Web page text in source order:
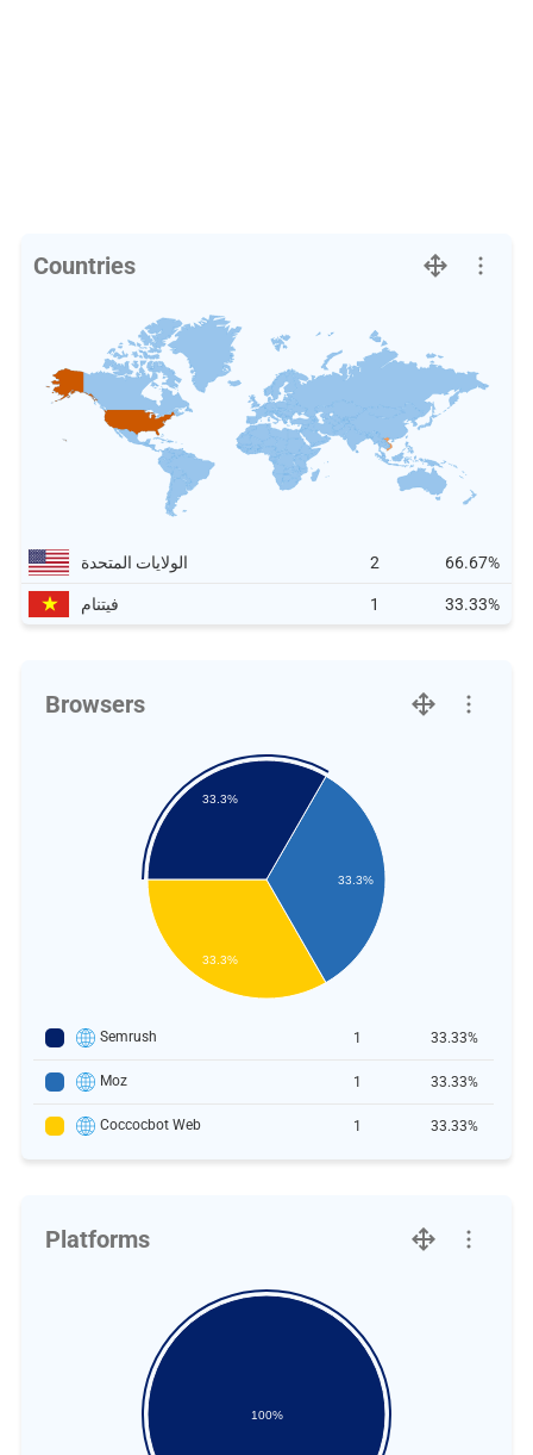
Countries
الولايات المتحدة 2 66.67%
فيتنام 1 33.33%
Browsers
33.3%
33.3%
33.3%
Semrush 1 33.33%
Moz 1 33.33%
Coccocbot Web 1 33.33%
Platforms
100%